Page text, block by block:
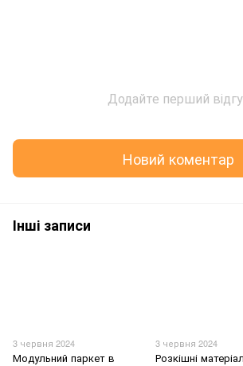
Додайте перший
Новий коментар
Інші записи
3 червня 2024
Модульний паркет в
3 червня 2024
Розкішні